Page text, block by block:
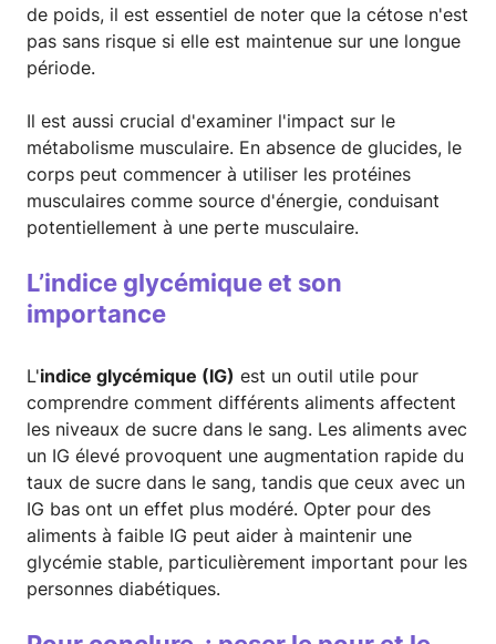
de poids, il est essentiel de noter que la cétose n'est
pas sans risque si elle est maintenue sur une longue
période.
Il est aussi crucial d'examiner l'impact sur le
métabolisme musculaire. En absence de glucides, le
corps peut commencer à utiliser les protéines
musculaires comme source d'énergie, conduisant
potentiellement à une perte musculaire.
L’indice glycémique et son
importance
L'indice glycémique (IG) est un outil utile pour
comprendre comment différents aliments affectent
les niveaux de sucre dans le sang. Les aliments avec
un IG élevé provoquent une augmentation rapide du
taux de sucre dans le sang, tandis que ceux avec un
IG bas ont un effet plus modéré. Opter pour des
aliments à faible IG peut aider à maintenir une
glycémie stable, particulièrement important pour les
personnes diabétiques.